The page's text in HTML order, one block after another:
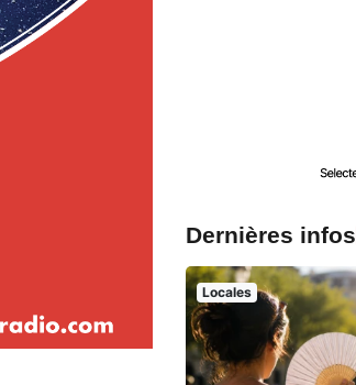
Dernières infos
Locales